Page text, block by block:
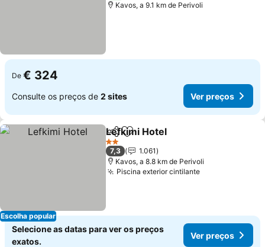
Kavos, a 9.1 km de Perivoli
De € 324
Consulte os preços de 2 sites Ver preços
Escolha popular
PartilharAdicionar aos favoritos
Lefkimi Hotel
2 Estrelas
7,3
1.061
Kavos, a 8.8 km de Perivoli
Piscina exterior cintilanteVer preços
Selecione as datas para ver os preços
exatos.
Ver preços